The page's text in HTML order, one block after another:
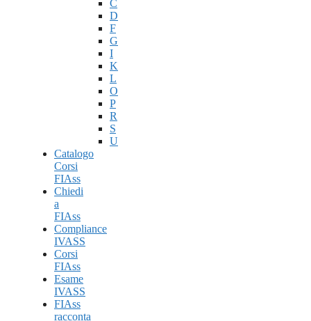
C
D
F
G
I
K
L
O
P
R
S
U
Catalogo
Corsi
FIAss
Chiedi
a
FIAss
Compliance
IVASS
Corsi
FIAss
Esame
IVASS
FIAss
racconta